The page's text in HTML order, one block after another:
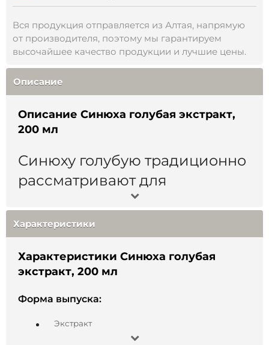
Вся продукция отправляется из Алтая, напрямую
от производителя, поэтому мы гарантируем
высочайшее качество продукции и лучшие цены.
Описание
Описание Синюха голубая экстракт,
200 мл
Синюху голубую традиционно
рассматривают для
дыхательного комфорта – внимание к
привычному ритму дыхания;
повседневного комфорта;
метаболического и эндокринного благополучия –
как часть сбалансированного рациона;
привычному ритму;
спокойствия и собранности;
Характеристики
Характеристики Синюха голубая
экстракт, 200 мл
Форма выпуска:
Экстракт